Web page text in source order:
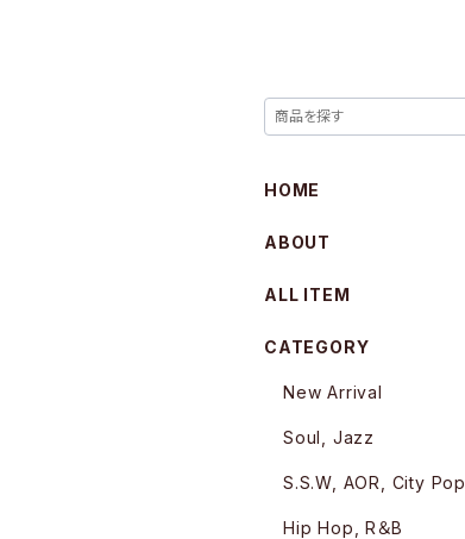
HOME
ABOUT
ALL ITEM
CATEGORY
New Arrival
Soul, Jazz
S.S.W, AOR, City Pop
Hip Hop, R＆B